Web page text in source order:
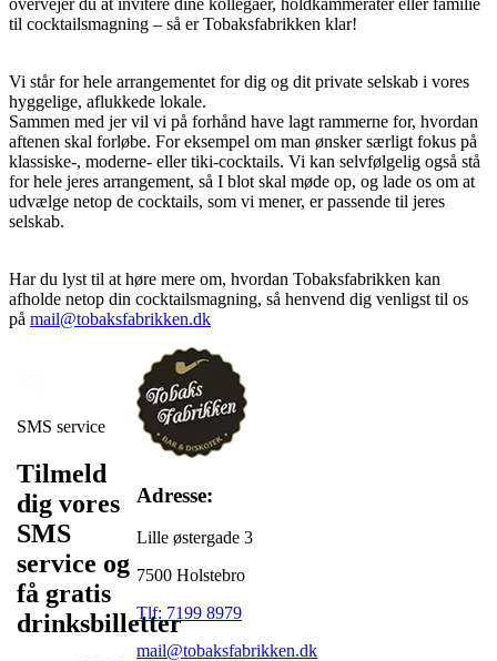
til cocktailsmagning – så er Tobaksfabrikken klar!
Vi står for hele arrangementet for dig og dit private selskab i vores
hyggelige, aflukkede lokale.
Sammen med jer vil vi på forhånd have lagt rammerne for, hvordan
aftenen skal forløbe. For eksempel om man ønsker særligt fokus på
klassiske-, moderne- eller tiki-cocktails. Vi kan selvfølgelig også stå
for hele jeres arrangement, så I blot skal møde op, og lade os om at
udvælge netop de cocktails, som vi mener, er passende til jeres
selskab.
Har du lyst til at høre mere om, hvordan Tobaksfabrikken kan
afholde netop din cocktailsmagning, så henvend dig venligst til os
på mail@tobaksfabrikken.dk
SMS service
Tilmeld
dig vores
SMS
service og
få gratis
drinksbilletter
Adresse:
Lille østergade 3
7500 Holstebro
Tlf: 7199 8979
mail@tobaksfabrikken.dk